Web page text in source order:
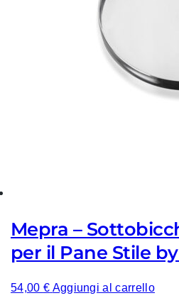
Mepra –
per il Pane Stile
54,00 € Aggiungi al carrello